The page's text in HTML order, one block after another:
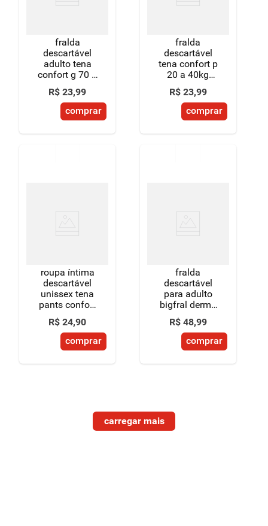
fralda
descartável
adulto tena
confort g 70 a
90kg pacote 8
unidades
R$ 23,99
comprar
fralda
descartável
tena confort p
20 a 40kg
pacote 11
unidades
R$ 23,99
comprar
roupa íntima
descartável
unissex tena
pants confort
g/eg pacote 8
unidades
R$ 24,90
comprar
fralda
descartável
para adulto
bigfral derma
plus juvenil
pacote 10
unidades
R$ 48,99
comprar